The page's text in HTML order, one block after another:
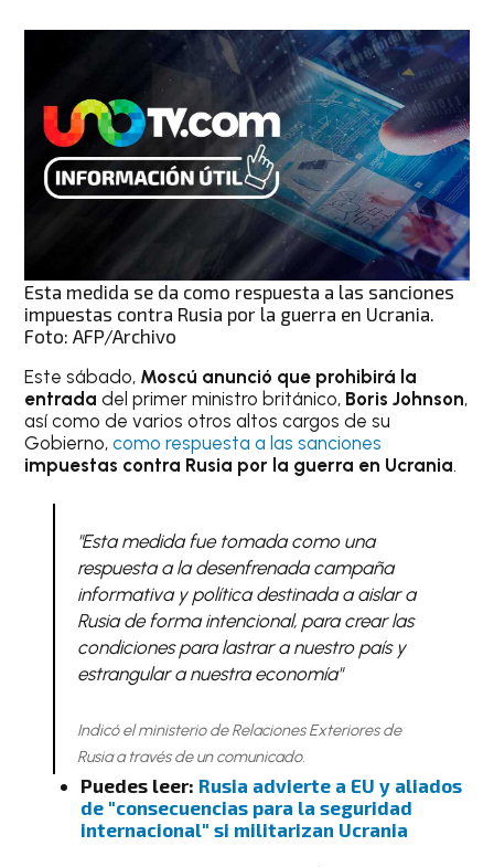
Esta medida se da como respuesta a las sanciones
impuestas contra Rusia por la guerra en Ucrania.
Foto: AFP/Archivo
Este sábado, Moscú anunció que prohibirá la
entrada del primer ministro británico, Boris Johnson,
así como de varios otros altos cargos de su
Gobierno, como respuesta a las sanciones
impuestas contra Rusia por la guerra en Ucrania.
"Esta medida fue tomada como una
respuesta a la desenfrenada campaña
informativa y política destinada a aislar a
Rusia de forma intencional, para crear las
condiciones para lastrar a nuestro país y
estrangular a nuestra economía"
Indicó el ministerio de Relaciones Exteriores de
Rusia a través de un comunicado.
Puedes leer:Rusia advierte a EU y aliados
de "consecuencias para la seguridad
internacional" si militarizan Ucrania